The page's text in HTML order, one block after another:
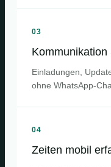
03
Einladungen,
ohne WhatsApp-
04
Zeiten mobil